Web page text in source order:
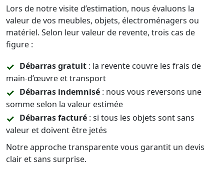
Lors de notre visite d’estimation, nous évaluons la
valeur de vos meubles, objets, électroménagers ou
matériel. Selon leur valeur de revente, trois cas de
figure :
Débarras gratuit : la revente couvre les frais de
main-d’œuvre et transport
Débarras indemnisé : nous vous reversons une
somme selon la valeur estimée
Débarras facturé : si tous les objets sont sans
valeur et doivent être jetés
Notre approche transparente vous garantit un devis
clair et sans surprise.